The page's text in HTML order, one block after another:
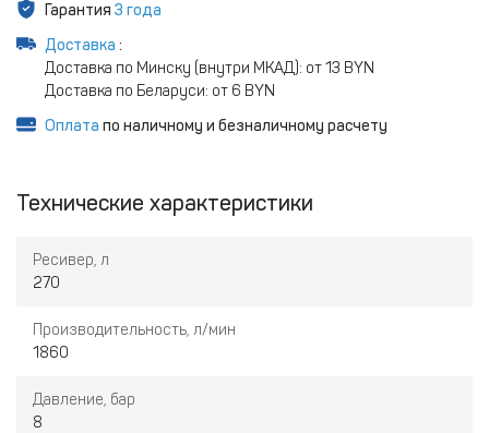
Гарантия 3 года
Доставка :
Доставка по Минску (внутри МКАД): от 13 BYN
Доставка по Беларуси: от 6 BYN
Оплата по наличному и безналичному расчету
Технические характеристики
Ресивер, л
270
Производительность, л/мин
1860
Давление, бар
8